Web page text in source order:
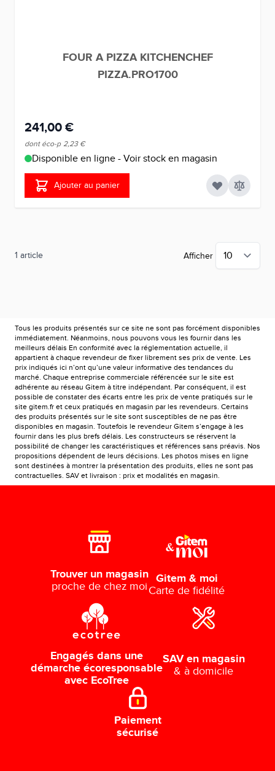
FOUR A PIZZA KITCHENCHEF
PIZZA.PRO1700
241,00 €
dont éco-p 2,23 €
Disponible en ligne - Voir stock en magasin
Ajouter au panier
1 article Afficher
Tous les produits présentés sur ce site ne sont pas forcément disponibles
immédiatement. Néanmoins, nous pouvons vous les fournir dans les
meilleurs délais En conformité avec la réglementation actuelle, il
appartient à chaque revendeur de fixer librement ses prix de vente. Les
prix indiqués ici n’ont qu’une valeur informative des tendances du
marché. Chaque entreprise commerciale référencée sur le site est
adhérente au réseau Gitem à titre indépendant. Par conséquent, il est
possible de constater des écarts entre les prix de vente pratiqués sur le
site gitem.fr et ceux pratiqués en magasin par les revendeurs. Certains
des produits présentés sur le site sont susceptibles de ne pas être
disponibles en magasin. Toutefois le revendeur Gitem s’engage à les
fournir dans les plus brefs délais. Les constructeurs se réservent la
possibilité de changer les caractéristiques et références sans préavis. Nos
propositions dépendent de leurs décisions. Les photos mises en ligne
sont destinées à montrer la présentation des produits, elles ne sont pas
contractuelles. SAV et livraison : prix et modalités en magasin.
Trouver un magasin
proche de chez moi
Gitem & moi
Carte de fidélité
Engagés dans une
démarche écoresponsable
avec EcoTree
SAV en magasin
& à domicile
Paiement
sécurisé